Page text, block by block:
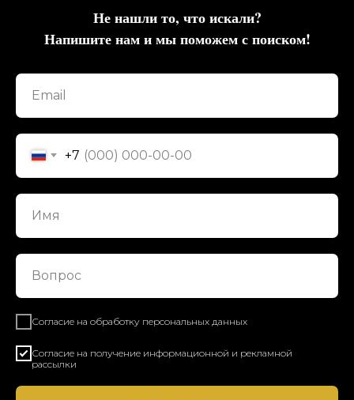
Не нашли то, что искали?
Напишите нам и мы поможем с поиском!
+7
Согласие на обработку персональных данных
Согласие на получение информационной и рекламной
рассылки